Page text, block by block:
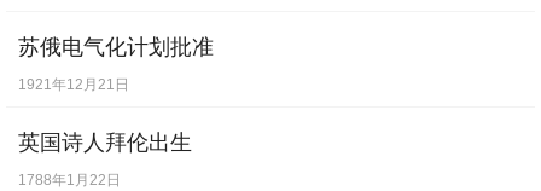
苏俄电气化计划批准
1921年12月21日
英国诗人拜伦出生
1788年1月22日